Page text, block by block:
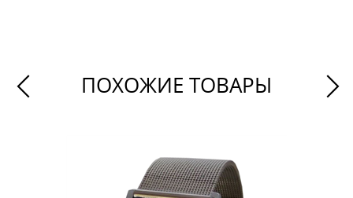
ПОХОЖИЕ ТОВАРЫ